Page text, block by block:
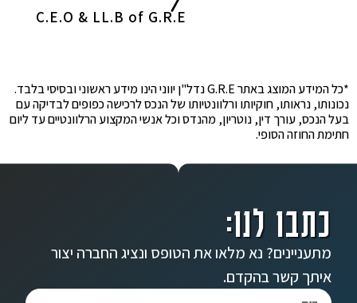
C.E.O & LL.B of G.R.E
*כל המידע המוצג באתר G.R.E נדל"ן יווני הינו מידע ראשוני ובסיסי בלבד.
נכונותו, נראותו, חוקיותו ורלוונטיותו של הנכס לרכישה כפופים לבדיקה עם
בעל הנכס, עורך דין, נוטריון, מהנדס וכל אנשי המקצוע הרלוונטיים עד ליום
חתימת החוזה הסופי.
כתבו לנו:
מתעניינים? נא מלאו את הטופס ונציג החברה יצור
איתך קשר בהקדם.